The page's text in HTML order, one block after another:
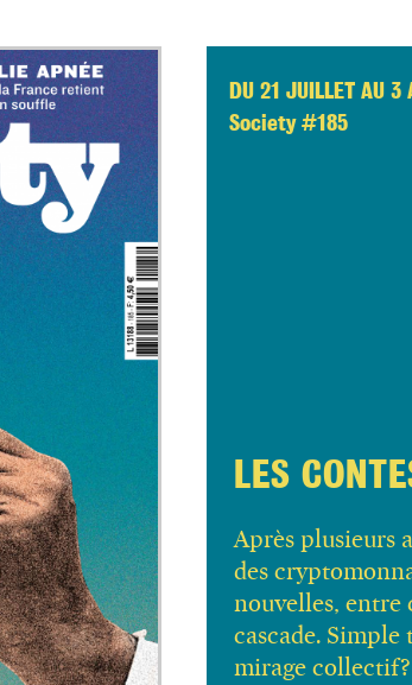
DU 21 JUILLET AU 3
Society #185
LES
Après plusieurs
des
nouvelles, entre
cascade. Simple
mirage collectif?